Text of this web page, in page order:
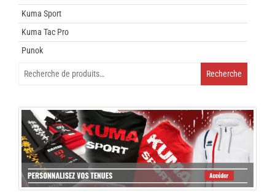
Kuma Sport
Kuma Tac Pro
Punok
pour :
Recherche